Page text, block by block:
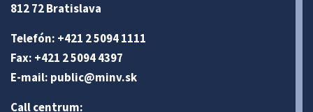
812 72 Bratislava
Telefón: +421 2 5094 1111
Fax: +421 2 5094 4397
E-mail: public@minv.sk
Call centrum: